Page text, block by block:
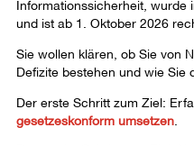
Informationssicherheit, wurde
und ist ab 1. Oktober 2026
Sie wollen klären, ob Sie von
Defizite bestehen und wie Sie
Der erste Schritt zum Ziel:
gesetzeskonform umsetzen.